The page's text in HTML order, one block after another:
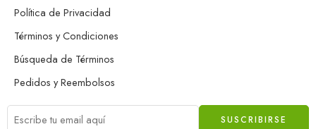
Política de Privacidad
Términos y Condiciones
Búsqueda de Términos
Pedidos y Reembolsos